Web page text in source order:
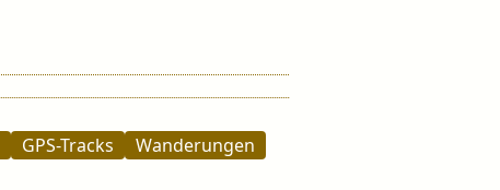
GPS-Tracks Wanderungen